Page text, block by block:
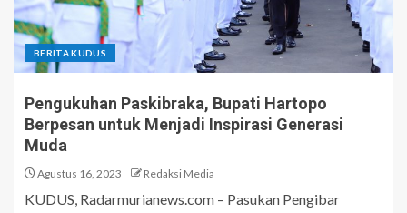
BERITA KUDUS
Pengukuhan Paskibraka, Bupati Hartopo
Berpesan untuk Menjadi Inspirasi Generasi
Muda
Agustus 16, 2023 Redaksi Media
KUDUS, Radarmurianews.com – Pasukan Pengibar